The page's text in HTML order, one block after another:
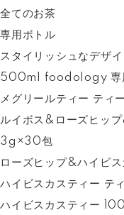
全てのお茶
専用ボトル
スタイリッシュなデザ
500ml foodology 専
メグリールティー テ
ルイボス&ローズヒッ
3g×30包
ローズヒップ&ハイビ
ハイビスカスティー
ハイビスカスティー